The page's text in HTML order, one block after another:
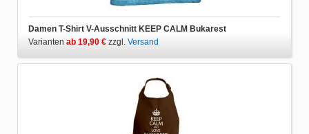
Damen T-Shirt V-Ausschnitt KEEP CALM Bukarest
Varianten ab 19,90 € zzgl. Versand